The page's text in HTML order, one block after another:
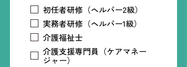
初任者研修（ヘルパー2級）
実務者研修（ヘルパー1級）
介護福祉士
介護支援専門員（ケアマネー
ジャー）